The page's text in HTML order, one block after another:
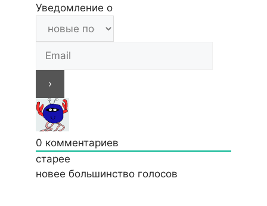
Уведомление о
0 комментариев
старее
новее большинство голосов